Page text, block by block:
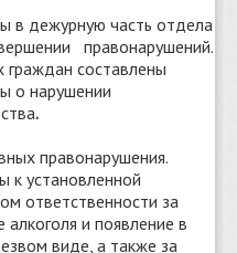
в дежурную часть отдела
правонарушений.
составлены
о нарушении
.
правонарушения.
к установленной
ответственности за
алкоголя и появление в
виде, а также за